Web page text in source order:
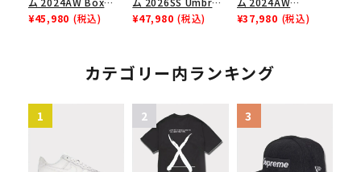
Logo Hooded
¥45,980 (税込)
Rhinestone Track
ジャケット ブラック
¥47,980 (税込)
Hysteric Glamour
プTシャツ ブラック
黒
¥37,980 (税込)
カテゴリー内ランキング